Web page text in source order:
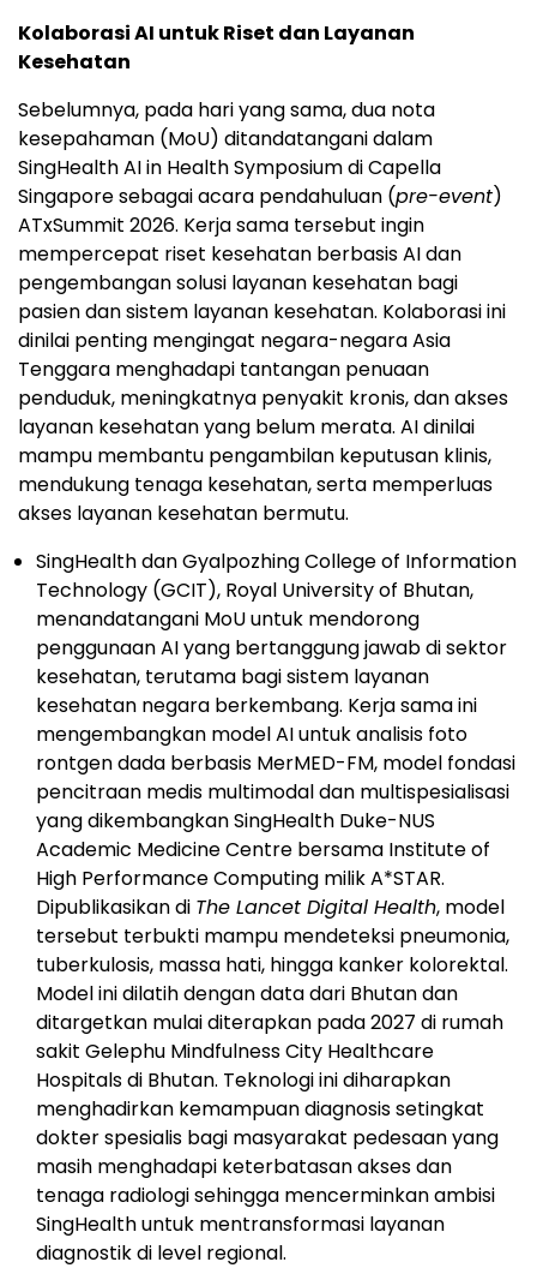
Kolaborasi AI untuk Riset dan Layanan
Kesehatan
Sebelumnya, pada hari yang sama, dua nota
kesepahaman (MoU) ditandatangani dalam
SingHealth AI in Health Symposium di Capella
Singapore sebagai acara pendahuluan (pre-event)
ATxSummit 2026. Kerja sama tersebut ingin
mempercepat riset kesehatan berbasis AI dan
pengembangan solusi layanan kesehatan bagi
pasien dan sistem layanan kesehatan. Kolaborasi ini
dinilai penting mengingat negara-negara Asia
Tenggara menghadapi tantangan penuaan
penduduk, meningkatnya penyakit kronis, dan akses
layanan kesehatan yang belum merata. AI dinilai
mampu membantu pengambilan keputusan klinis,
mendukung tenaga kesehatan, serta memperluas
akses layanan kesehatan bermutu.
SingHealth dan Gyalpozhing College of Information
Technology (GCIT), Royal University of Bhutan,
menandatangani MoU untuk mendorong
penggunaan AI yang bertanggung jawab di sektor
kesehatan, terutama bagi sistem layanan
kesehatan negara berkembang. Kerja sama ini
mengembangkan model AI untuk analisis foto
rontgen dada berbasis MerMED-FM, model fondasi
pencitraan medis multimodal dan multispesialisasi
yang dikembangkan SingHealth Duke-NUS
Academic Medicine Centre bersama Institute of
High Performance Computing milik A*STAR.
Dipublikasikan di The Lancet Digital Health, model
tersebut terbukti mampu mendeteksi pneumonia,
tuberkulosis, massa hati, hingga kanker kolorektal.
Model ini dilatih dengan data dari Bhutan dan
ditargetkan mulai diterapkan pada 2027 di rumah
sakit Gelephu Mindfulness City Healthcare
Hospitals di Bhutan. Teknologi ini diharapkan
menghadirkan kemampuan diagnosis setingkat
dokter spesialis bagi masyarakat pedesaan yang
masih menghadapi keterbatasan akses dan
tenaga radiologi sehingga mencerminkan ambisi
SingHealth untuk mentransformasi layanan
diagnostik di level regional.